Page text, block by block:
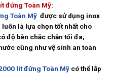
đứng Toàn Mỹ:
Toàn Mỹ được sử dụng inox
là lựa chọn tốt nhất cho
độ bền chắc chắn tối đa,
cũng như vệ sinh an toàn
lít đứng Toàn Mỹ có thể lắp